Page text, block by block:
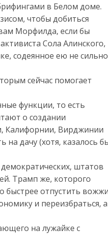
в Белом доме.
чтобы добиться
Морфилда, если бы
Сола Алинского,
содеянное ею не сильно
сейчас помогает
функции, то есть
о создании
Калифорнии, Вирджинии
на дачу (хотя, казалось
штатов
Трамп же, которого
быстрее отпустить
и переизбраться, а
на лужайке с